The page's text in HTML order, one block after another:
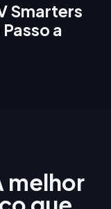
Smarters
a
melhor